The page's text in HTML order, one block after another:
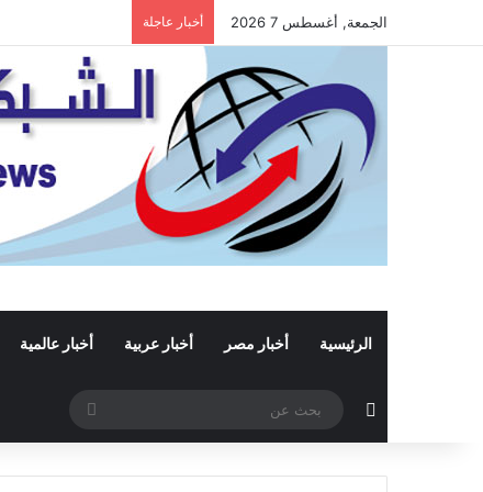
الجمعة, أغسطس 7 2026 أخبار عاجلة
الرئيسية أخبار مصر أخبار عربية أخبار عالمية
مقال عشوائي
عن